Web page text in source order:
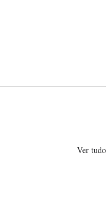
Ver tudo